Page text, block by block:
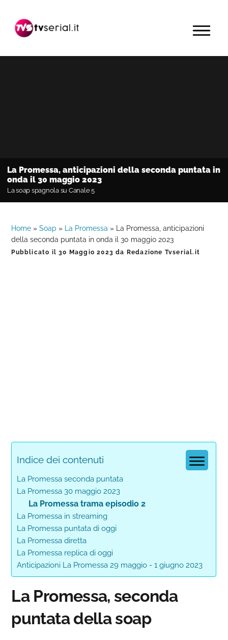
navigazione
contenuto
barra
primaria
MENU
La Promessa, anticipazioni della seconda puntata in
onda il 30 maggio 2023
La soap spagnola su Canale 5
Home »Soap » La Promessa »
La Promessa, anticipazioni
della seconda puntata in onda il 30 maggio 2023
Pubblicato il30 Maggio 2023 da Redazione Tvserial.it
Indice dei contenuti
La Promessa seconda puntata
La Promessa 30 maggio 2023
La Promessa trama episodio 2
La Promessa in streaming
La Promessa puntata di oggi
La Promessa diretta
La Promessa replica di oggi
Anticipazioni La Promessa 29 maggio - 1 giugno 2023
La Promessa, seconda
puntata della soap